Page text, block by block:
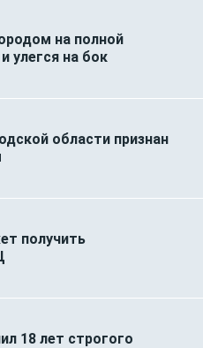
на полной
улегся на бок
области признан
получить
18 лет строгого